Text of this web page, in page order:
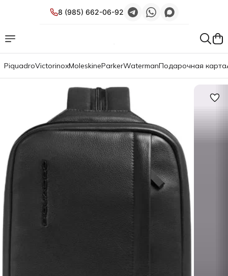
8 (985) 662-06-92
PiquadroVictorinoxMoleskineParkerWatermanПодарочная карта